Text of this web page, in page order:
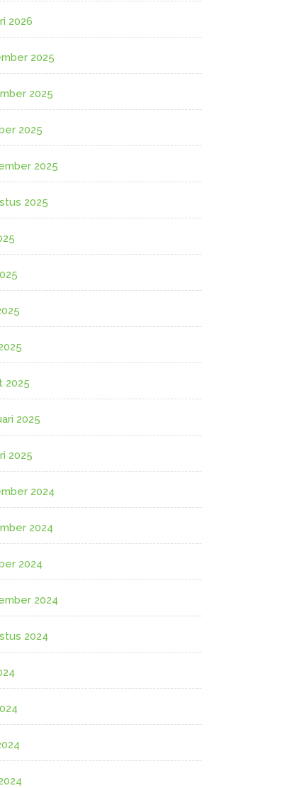
2026
2025
2025
2025
2025
2025
2025
2025
2025
2024
2024
2024
2024
2024